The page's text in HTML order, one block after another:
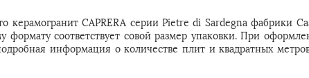
керамогранит CAPRERA серии Pietre di Sardegna фабрики
формату соответствует совой размер упаковки. При
информация о количестве плит и квадратных